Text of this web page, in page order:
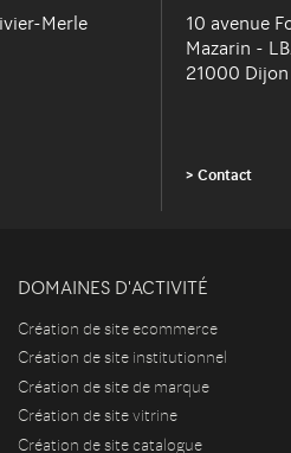
Merle
10 avenue
Mazarin -
21000 Dijon
Contact
DOMAINES D'ACTIVITÉ
Création de site ecommerce
Création de site institutionnel
Création de site de marque
Création de site vitrine
Création de site catalogue